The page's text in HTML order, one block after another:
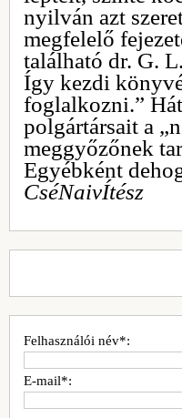
nyilván azt
megfelelő
található dr. G.
Így kezdi
foglalkozni.”
polgártársait a
meggyőzőnek
Egyébként
CséNaivÍtész
Felhasználói név*:
E-mail*: